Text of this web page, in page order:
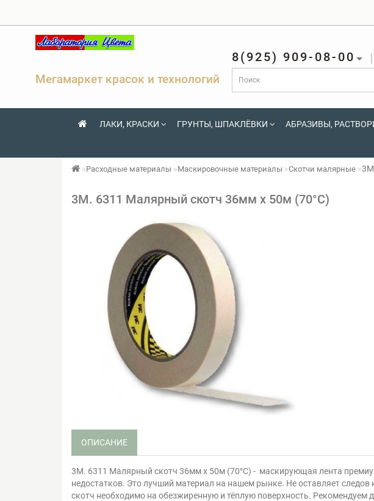
Мегамаркет красок и технологий
8(925) 909-08-00
ЛАКИ, КРАСКИ ГРУНТЫ, ШПАКЛЁВКИ АБРАЗИВЫ,
Расходные материалы Маскировочные материалы Скотчи малярные
3М. 6311 Малярный скотч 36мм х 50м (70°С)
ОПИСАНИЕ
3М. 6311 Малярный скотч 36мм х 50м (70°С) - маскирующая лента
недостатков. Это лучший материал на нашем рынке. Не оставляет
скотч необходимо на обезжиренную и тёплую поверхность. Рекомендуем